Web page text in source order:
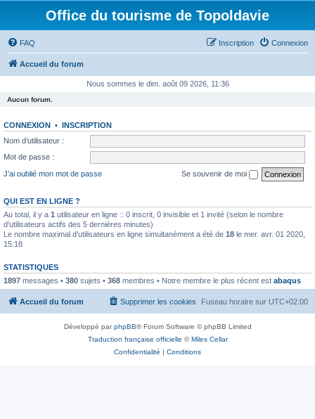
Office du tourisme de Topoldavie
FAQ Connexion
Inscription
Accueil du forum
Nous sommes le dim. août 09 2026, 11:36
Aucun forum.
CONNEXION • INSCRIPTION
Nom d’utilisateur :
Mot de passe :
J’ai oublié mon mot de passe
Se souvenir de moi
QUI EST EN LIGNE ?
Au total, il y a 1 utilisateur en ligne :: 0 inscrit, 0 invisible et 1 invité (selon le nombre
d’utilisateurs actifs des 5 dernières minutes)
Le nombre maximal d’utilisateurs en ligne simultanément a été de 18 le mer. avr. 01 2020,
15:18
STATISTIQUES
1897 messages • 380 sujets • 368 membres • Notre membre le plus récent est abaqus
Accueil du forum Fuseau horaire sur UTC+02:00
Supprimer les cookies
Développé parphpBB® Forum Software © phpBB Limited
Traduction française officielle ©Miles Cellar
Confidentialité | Conditions